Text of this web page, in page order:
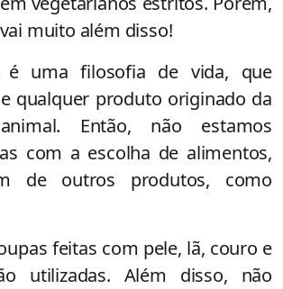
muito além disso!
é uma filosofia de vida, que
qualquer produto originado da
Então, não estamos
com a escolha de alimentos,
de outros produtos, como
feitas com pele, lã, couro e
utilizadas. Além disso, não